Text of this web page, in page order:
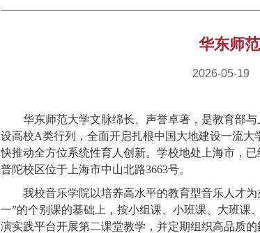
华东师
2026-05-19
华东师范大学文脉绵长、声誉卓著，是教育部
设高校A类行列，全面开启扎根中国大地建设一流
快推动全方位系统性育人创新。学校地处上海市，
普陀校区位于上海市中山北路3663号。
我校音乐学院以培养高水平的教育型音乐人才
一”的个别课的基础上，按小组课、小班课、大班课
演实践平台开展第二课堂教学，并定期组织高品质